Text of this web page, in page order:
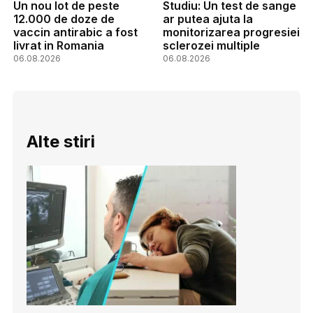
Un nou lot de peste
12.000 de doze de
vaccin antirabic a fost
livrat in Romania
06.08.2026
Studiu: Un test de sange
ar putea ajuta la
monitorizarea progresiei
sclerozei multiple
06.08.2026
Alte stiri